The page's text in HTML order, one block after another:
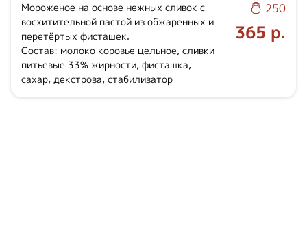
Мороженое на основе нежных сливок с
восхитительной пастой из обжаренных и
перетёртых фисташек.
Состав: молоко коровье цельное, сливки
питьевые 33% жирности, фисташка,
сахар, декстроза, стабилизатор
250
365 р.